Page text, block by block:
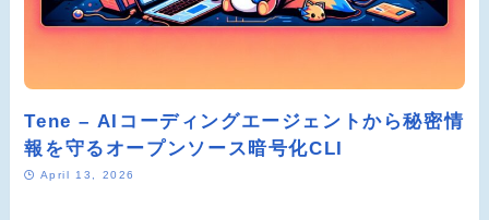
Tene – AIコーディングエージェントから秘密情
報を守るオープンソース暗号化CLI
April 13, 2026